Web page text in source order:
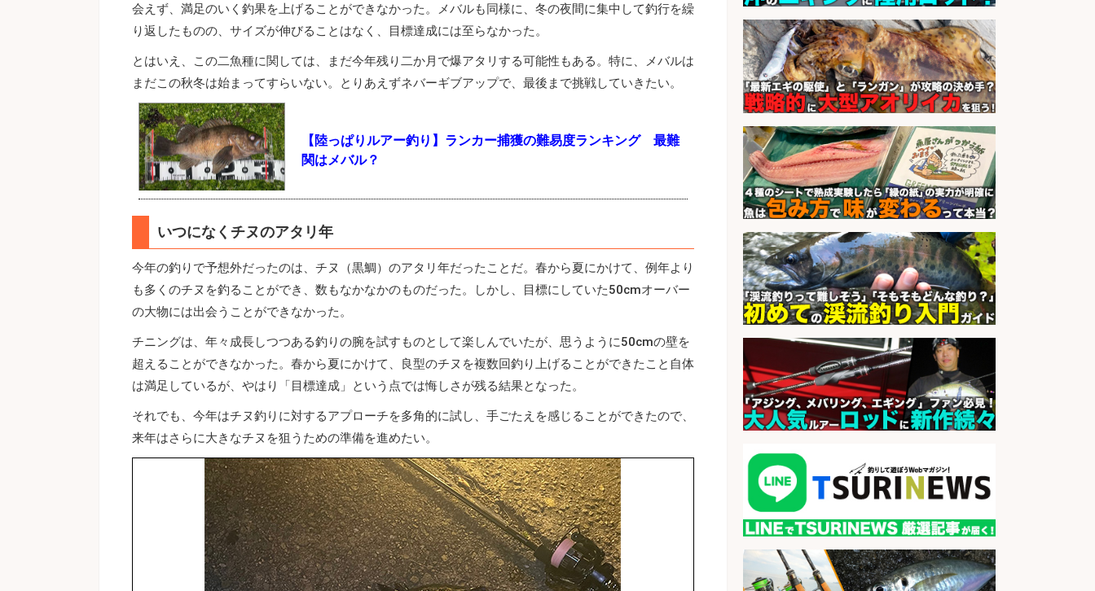
会えず、満足のいく釣果を上げることができなかった。メバルも同様に、冬の夜間に集中して釣行を繰
り返したものの、サイズが伸びることはなく、目標達成には至らなかった。
とはいえ、この二魚種に関しては、まだ今年残り二か月で爆アタリする可能性もある。特に、メバルは
まだこの秋冬は始まってすらいない。とりあえずネバーギブアップで、最後まで挑戦していきたい。
【陸っぱりルアー釣り】ランカー捕獲の難易度ランキング 最難
関はメバル？
いつになくチヌのアタリ年
今年の釣りで予想外だったのは、チヌ（黒鯛）のアタリ年だったことだ。春から夏にかけて、例年より
も多くのチヌを釣ることができ、数もなかなかのものだった。しかし、目標にしていた50cmオーバー
の大物には出会うことができなかった。
チニングは、年々成長しつつある釣りの腕を試すものとして楽しんでいたが、思うように50cmの壁を
超えることができなかった。春から夏にかけて、良型のチヌを複数回釣り上げることができたこと自体
は満足しているが、やはり「目標達成」という点では悔しさが残る結果となった。
それでも、今年はチヌ釣りに対するアプローチを多角的に試し、手ごたえを感じることができたので、
来年はさらに大きなチヌを狙うための準備を進めたい。